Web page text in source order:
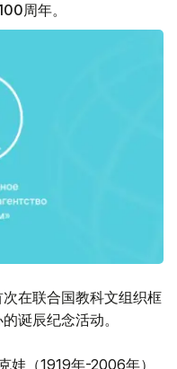
周年。
在联合国教科文组织框
诞辰纪念活动。
娃（1919年-2006年）